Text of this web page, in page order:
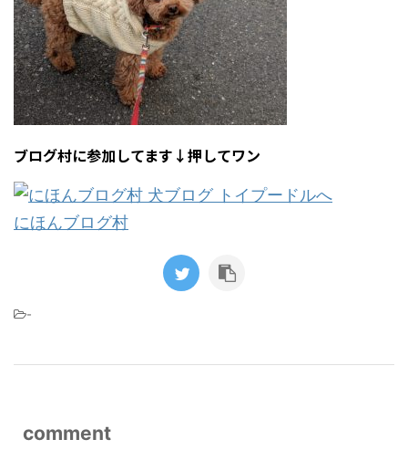
ブログ村に参加してます↓押してワン
にほんブログ村
-
comment